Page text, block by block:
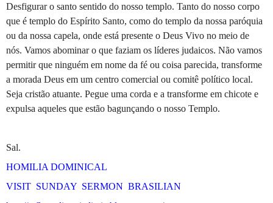
Desfigurar o santo sentido do nosso templo. Tanto do nosso corpo
que é templo do Espírito Santo, como do templo da nossa paróquia
ou da nossa capela, onde está presente o Deus Vivo no meio de
nós. Vamos abominar o que faziam os líderes judaicos. Não vamos
permitir que ninguém em nome da fé ou coisa parecida, transforme
a morada Deus em um centro comercial ou comitê político local.
Seja cristão atuante. Pegue uma corda e a transforme em chicote e
expulsa aqueles que estão bagunçando o nosso Templo.
Sal.
HOMILIA DOMINICAL
VISIT SUNDAY SERMON BRASILIAN